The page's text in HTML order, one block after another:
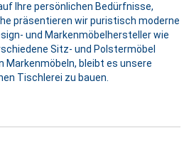
Ihre persönlichen Bedürfnisse,
präsentieren wir puristisch moderne
und Markenmöbelhersteller wie
Sitz- und Polstermöbel
Markenmöbeln, bleibt es unsere
Tischlerei zu bauen.